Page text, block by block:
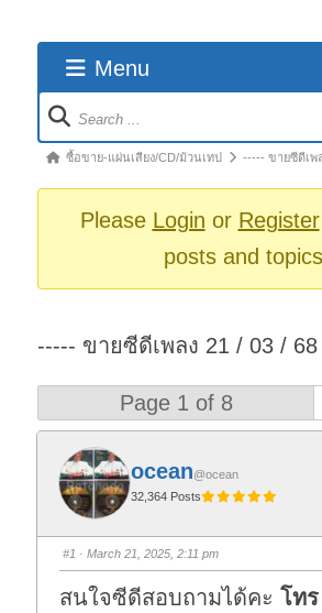
Menu
Forum
Navigation
Forumซื้อขาย-แผ่นเสียง/CD/ม้วนเทป ----- ขายซีดีเพ
Please Login or Register
posts and
----- ขายซีดีเพลง 21 / 03 /
Page 1 of 8
ocean@ocean
32,364 Posts
#1 · March 21, 2025, 2:11 pm
สนใจซีดีสอบถามได้คะโท